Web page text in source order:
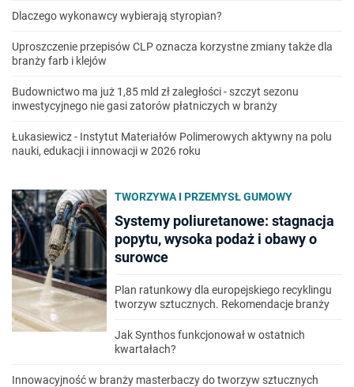
Dlaczego wykonawcy wybierają styropian?
Uproszczenie przepisów CLP oznacza korzystne zmiany także dla
branży farb i klejów
Budownictwo ma już 1,85 mld zł zaległości - szczyt sezonu
inwestycyjnego nie gasi zatorów płatniczych w branży
Łukasiewicz - Instytut Materiałów Polimerowych aktywny na polu
nauki, edukacji i innowacji w 2026 roku
TWORZYWA I PRZEMYSŁ GUMOWY
Systemy poliuretanowe: stagnacja
popytu, wysoka podaż i obawy o
surowce
Plan ratunkowy dla europejskiego recyklingu
tworzyw sztucznych. Rekomendacje branży
Jak Synthos funkcjonował w ostatnich
kwartałach?
Innowacyjność w branży masterbaczy do tworzyw sztucznych